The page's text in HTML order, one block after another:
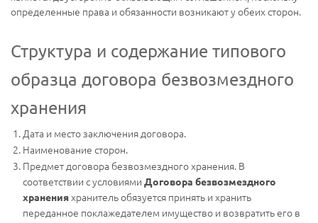
определенные права и обязанности возникают у обеих сторон.
Структура и содержание типового
образца договора безвозмездного
хранения
Дата и место заключения договора.
Наименование сторон.
Предмет договора безвозмездного хранения. В
соответствии с условиями Договора безвозмездного
храненияхранитель обязуется принять и хранить
переданное поклажедателем имущество и возвратить его в